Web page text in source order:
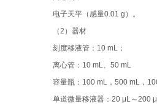
电子天平（感量0.01 g ）。
（2） 器材
刻度移液管： 10 mL ；
离心管： 10 mL、 50 mL
容量瓶： 100 mL ， 500 mL ，
单道微量移液器： 20 μL～200